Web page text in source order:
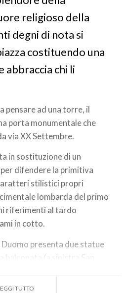
religioso della
degni di nota si
costituendo una
abbraccia chi li
pensare ad una torre, il
porta monumentale che
via XX Settembre.
in sostituzione di un
difendere la primitiva
stilistici propri
lombarda del primo
riferimenti al tardo
in cotto.
Duomo presenta due statue
balconata (a sinistra San
lo stemma di Crema
TUTTO